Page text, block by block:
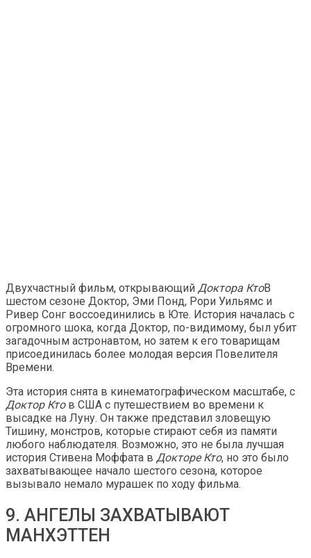
Двухчастный фильм, открывающий Доктора КтоВ
шестом сезоне Доктор, Эми Понд, Рори Уильямс и
Ривер Сонг воссоединились в Юте. История началась с
огромного шока, когда Доктор, по-видимому, был убит
загадочным астронавтом, но затем к его товарищам
присоединилась более молодая версия Повелителя
Времени.
Эта история снята в кинематографическом масштабе, с
Доктор Ктов США с путешествием во времени к
высадке на Луну. Он также представил зловещую
Тишину, монстров, которые стирают себя из памяти
любого наблюдателя. Возможно, это не была лучшая
история Стивена Моффата в Докторе Кто, но это было
захватывающее начало шестого сезона, которое
вызывало немало мурашек по ходу фильма.
9. АНГЕЛЫ ЗАХВАТЫВАЮТ
МАНХЭТТЕН